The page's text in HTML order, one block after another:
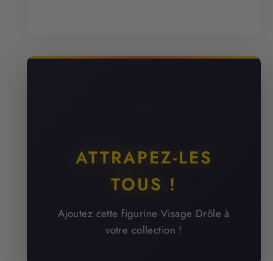
ATTRAPEZ-LES
TOUS !
Ajoutez cette figurine Visage Drôle à
votre collection !